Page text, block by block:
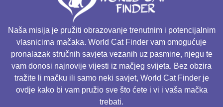
Naša misija je pružiti obrazovanje trenutnim i potencijalnim
vlasnicima mačaka. World Cat Finder vam omogućuje
pronalazak stručnih savjeta vezanih uz pasmine, njegu te
vam donosi najnovije vijesti iz mačjeg svijeta. Bez obzira
tražite li mačku ili samo neki savjet, World Cat Finder je
ovdje kako bi vam pružio sve što ćete i vi i vaša mačka
trebati.